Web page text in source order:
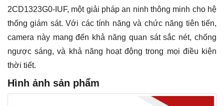
2CD1323G0-IUF, một giải pháp an ninh thông minh cho hệ
thống giám sát. Với các tính năng và chức năng tiên tiến,
camera này mang đến khả năng quan sát sắc nét, chống
ngược sáng, và khả năng hoạt động trong mọi điều kiện
thời tiết.
Hình ảnh sản phẩm